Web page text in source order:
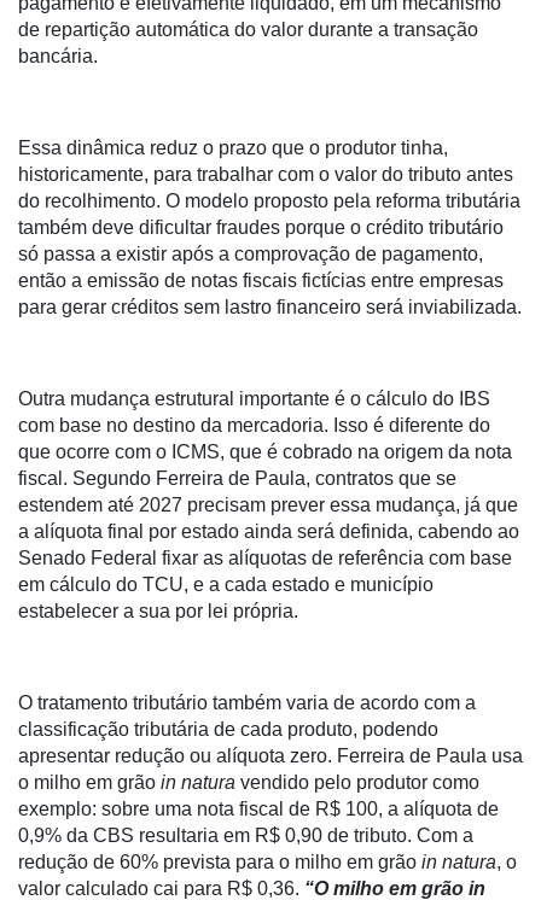
Manager
ONE
de repartição automática do valor durante a transação
bancária.
Essa dinâmica reduz o prazo que o produtor tinha,
historicamente, para trabalhar com o valor do tributo antes
do recolhimento. O modelo proposto pela reforma tributária
também deve dificultar fraudes porque o crédito tributário
só passa a existir após a comprovação de pagamento,
então a emissão de notas fiscais fictícias entre empresas
para gerar créditos sem lastro financeiro será inviabilizada.
Outra mudança estrutural importante é o cálculo do IBS
com base no destino da mercadoria. Isso é diferente do
que ocorre com o ICMS, que é cobrado na origem da nota
fiscal. Segundo Ferreira de Paula, contratos que se
estendem até 2027 precisam prever essa mudança, já que
a alíquota final por estado ainda será definida, cabendo ao
Senado Federal fixar as alíquotas de referência com base
em cálculo do TCU, e a cada estado e município
estabelecer a sua por lei própria.
O tratamento tributário também varia de acordo com a
classificação tributária de cada produto, podendo
apresentar redução ou alíquota zero. Ferreira de Paula usa
o milho em grão in natura vendido pelo produtor como
exemplo: sobre uma nota fiscal de R$ 100, a alíquota de
0,9% da CBS resultaria em R$ 0,90 de tributo. Com a
redução de 60% prevista para o milho em grão in natura, o
valor calculado cai para R$ 0,36. “O milho em grão in